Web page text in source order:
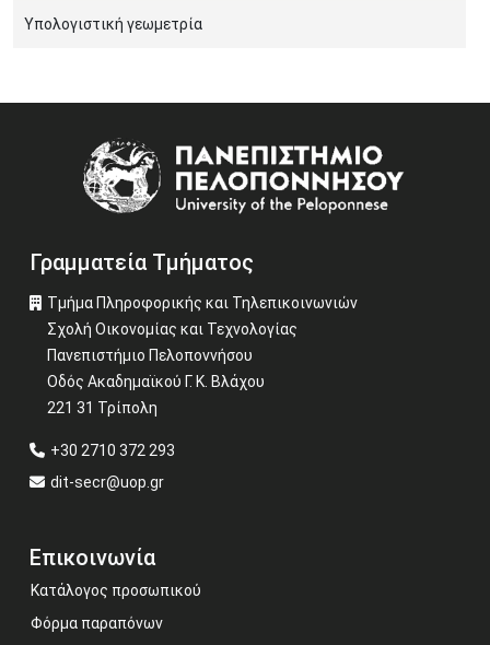
Υπολογιστική γεωμετρία
Γραμματεία Τμήματος
Τμήμα Πληροφορικής και Τηλεπικοινωνιών
Σχολή Οικονομίας και Τεχνολογίας
Πανεπιστήμιο Πελοποννήσου
Οδός Ακαδημαϊκού Γ. Κ. Βλάχου
221 31 Τρίπολη
+30 2710 372 293
dit-secr@uop.gr
Επικοινωνία
Κατάλογος προσωπικού
Φόρμα παραπόνων